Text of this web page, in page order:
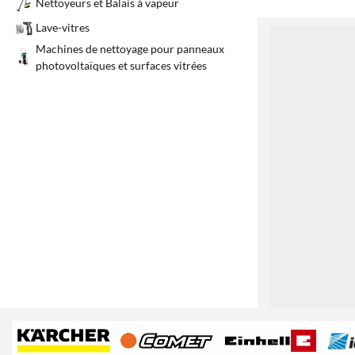
Nettoyeurs et Balais à vapeur
Lave-vitres
Machines de nettoyage pour panneaux
photovoltaïques et surfaces vitrées